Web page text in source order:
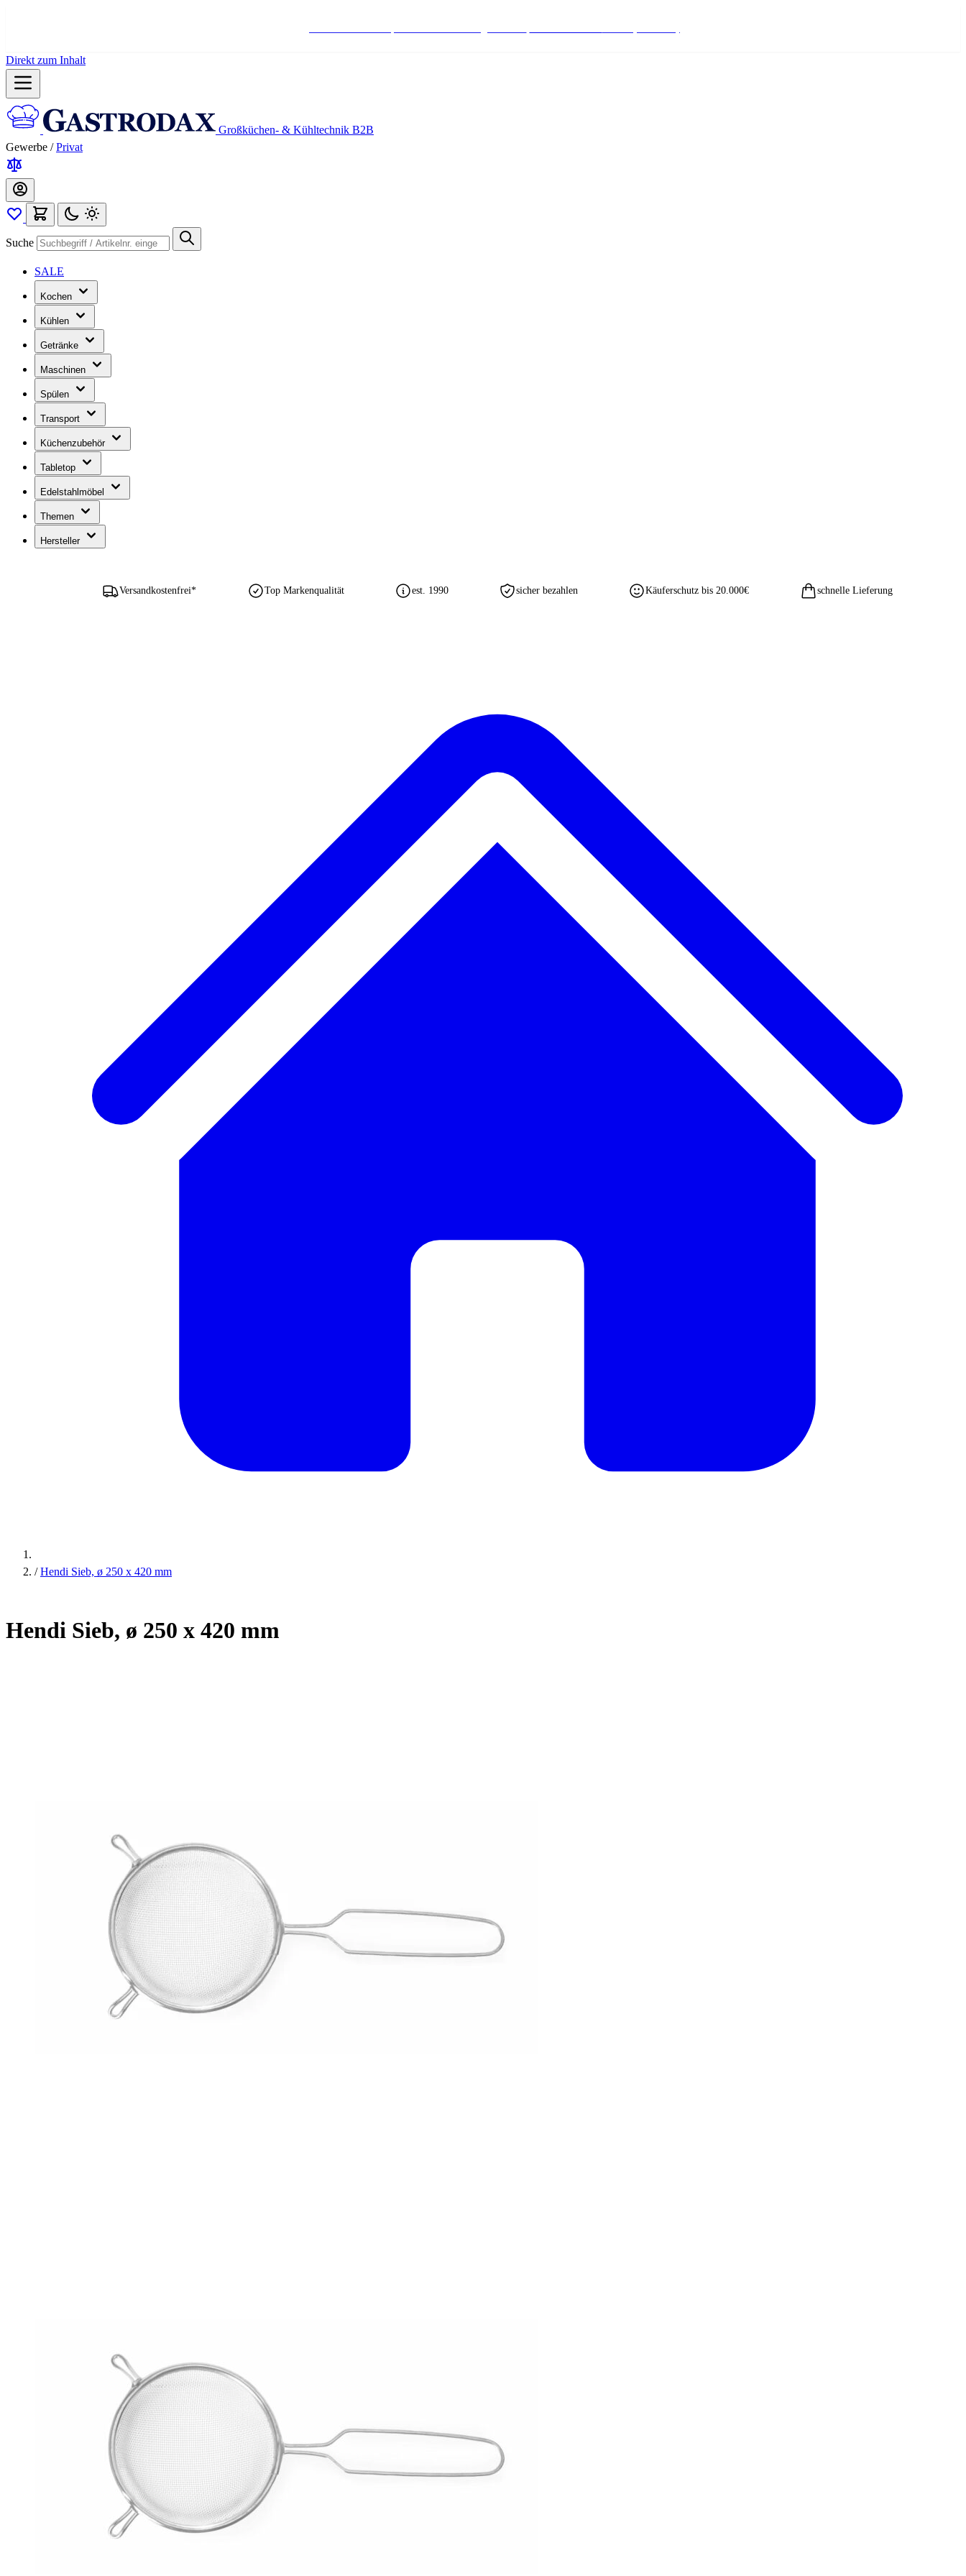
Direkt zum Inhalt
Großküchen- & Kühltechnik B2B
Gewerbe / Privat
Suche
SALE
Kochen
Kühlen
Getränke
Maschinen
Spülen
Transport
Küchenzubehör
Tabletop
Edelstahlmöbel
Themen
Hersteller
Versandkostenfrei* Top Markenqualität est. 1990 sicher bezahlen Käuferschutz bis 20.000€ schnelle Lieferung
/ Hendi Sieb, ø 250 x 420 mm
Hendi Sieb, ø 250 x 420 mm